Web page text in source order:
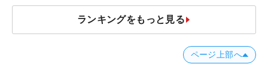
ランキングをもっと見る
ページ上部へ